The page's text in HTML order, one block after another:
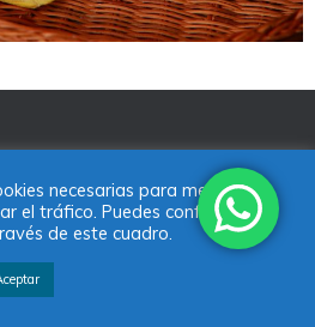
BIOGRAFIA CONTACTO
PSICOLOGÍA PERINATAL
necesarias para mejorar su
el tráfico. Puedes configurar o
de este cuadro.